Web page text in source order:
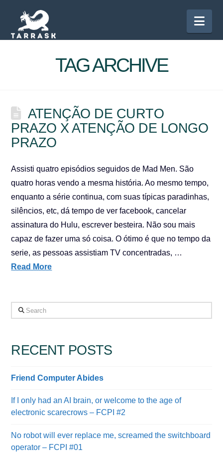
TAG ARCHIVE
ATENÇÃO DE CURTO
PRAZO X ATENÇÃO DE LONGO
PRAZO
Assisti quatro episódios seguidos de Mad Men. São
quatro horas vendo a mesma história. Ao mesmo tempo,
enquanto a série continua, com suas típicas paradinhas,
silêncios, etc, dá tempo de ver facebook, cancelar
assinatura do Hulu, escrever besteira. Não sou mais
capaz de fazer uma só coisa. O ótimo é que no tempo da
serie, as pessoas assistiam TV concentradas, …
Read More
Search
RECENT POSTS
Friend Computer Abides
If I only had an AI brain, or welcome to the age of
electronic scarecrows – FCPI #2
No robot will ever replace me, screamed the switchboard
operator – FCPI #01